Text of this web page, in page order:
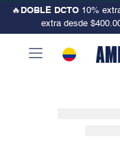
🔥 DOBLE DCTO 10%
extra desde